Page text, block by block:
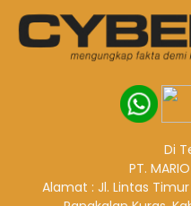
Di
PT.
Alamat : Jl. Lintas Timur